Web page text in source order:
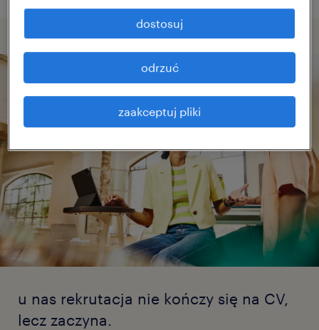
u nas rekrutacja nie kończy się na CV,
lecz zaczyna.
zaakceptuj pliki
odrzuć
dostosuj